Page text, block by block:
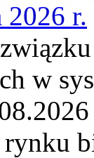
2026 r.
w